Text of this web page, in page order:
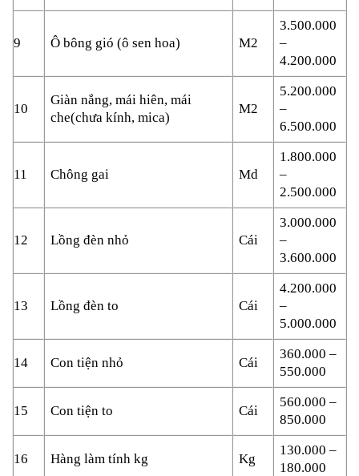
9 Ô bông gió (ô sen hoa) M2
3.500.000
–
4.200.000
10
Giàn nắng, mái hiên, mái
che(chưa kính, mica)
M2
5.200.000
–
6.500.000
11 Chông gai Md
1.800.000
–
2.500.000
12 Lồng đèn nhỏ Cái
3.000.000
–
3.600.000
13 Lồng đèn to Cái
4.200.000
–
5.000.000
14 Con tiện nhỏ Cái
360.000 –
550.000
15 Con tiện to Cái
560.000 –
850.000
16 Hàng làm tính kg Kg
130.000 –
180.000